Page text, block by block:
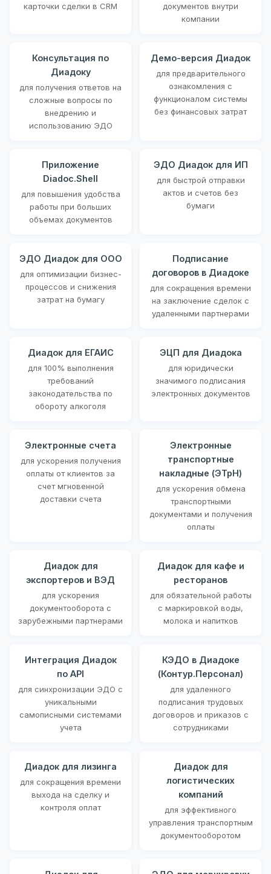
карточки сделки в CRM
документов внутри
компании
Консультация по
Диадоку
для получения ответов на
сложные вопросы по
внедрению и
использованию ЭДО
Демо-версия Диадок
для предварительного
ознакомления с
функционалом системы
без финансовых затрат
Приложение
Diadoc.Shell
для повышения удобства
работы при больших
объемах документов
ЭДО Диадок для ИП
для быстрой отправки
актов и счетов без
бумаги
ЭДО Диадок для ООО
для оптимизации бизнес-
процессов и снижения
затрат на бумагу
Подписание
договоров в Диадоке
для сокращения времени
на заключение сделок с
удаленными партнерами
Диадок для ЕГАИС
для 100% выполнения
требований
законодательства по
обороту алкоголя
ЭЦП для Диадока
для юридически
значимого подписания
электронных документов
Электронные счета
для ускорения получения
оплаты от клиентов за
счет мгновенной
доставки счета
Электронные
транспортные
накладные (ЭТрН)
для ускорения обмена
транспортными
документами и получения
оплаты
Диадок для
экспортеров и ВЭД
для ускорения
документооборота с
зарубежными партнерами
Диадок для кафе и
ресторанов
для обязательной работы
с маркировкой воды,
молока и напитков
Интеграция Диадок
по API
для синхронизации ЭДО с
уникальными
самописными системами
учета
КЭДО в Диадоке
(Контур.Персонал)
для удаленного
подписания трудовых
договоров и приказов с
сотрудниками
Диадок для лизинга
для сокращения времени
выхода на сделку и
контроля оплат
Диадок для
логистических
компаний
для эффективного
управления транспортным
документооборотом